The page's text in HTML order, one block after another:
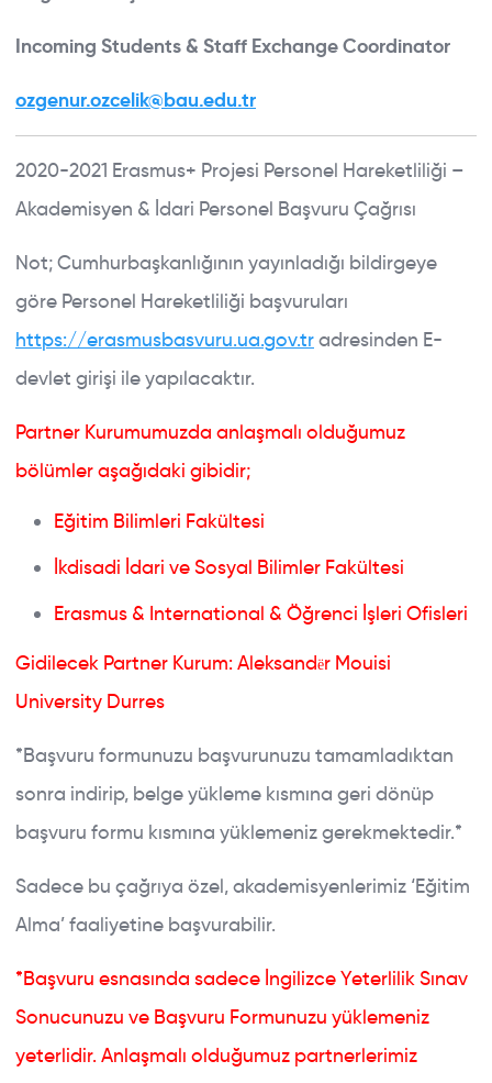
Incoming Students & Staff Exchange Coordinator
ozgenur.ozcelik@bau.edu.tr
2020-2021 Erasmus+ Projesi Personel Hareketliliği –
Akademisyen & İdari Personel Başvuru Çağrısı
Not; Cumhurbaşkanlığının yayınladığı bildirgeye
göre Personel Hareketliliği başvuruları
https://erasmusbasvuru.ua.gov.tradresinden E-
devlet girişi ile yapılacaktır.
Partner Kurumumuzda anlaşmalı olduğumuz
bölümler aşağıdaki gibidir;
Eğitim Bilimleri Fakültesi
İkdisadi İdari ve Sosyal Bilimler Fakültesi
Erasmus & International & Öğrenci İşleri Ofisleri
Gidilecek Partner Kurum: Aleksandër Mouisi
University Durres
*Başvuru formunuzu başvurunuzu tamamladıktan
sonra indirip, belge yükleme kısmına geri dönüp
başvuru formu kısmına yüklemeniz gerekmektedir.*
Sadece bu çağrıya özel, akademisyenlerimiz ‘Eğitim
Alma’ faaliyetine başvurabilir.
*Başvuru esnasında sadece İngilizce Yeterlilik Sınav
Sonucunuzu ve Başvuru Formunuzu yüklemeniz
yeterlidir. Anlaşmalı olduğumuz partnerlerimiz